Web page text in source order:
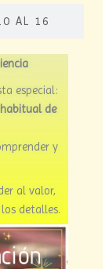
AL 16
especial:
de
y
al valor,
detalles.